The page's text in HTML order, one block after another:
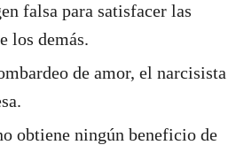
falsa para satisfacer las
los demás.
de amor, el narcisista
obtiene ningún beneficio de